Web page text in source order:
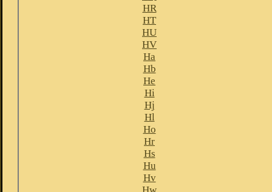
HR
HT
HU
HV
Ha
Hb
He
Hi
Hj
Hl
Ho
Hr
Hs
Hu
Hv